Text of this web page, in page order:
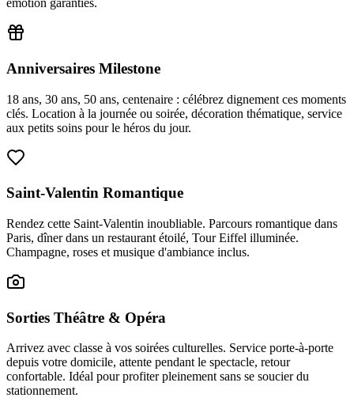
émotion garanties.
Anniversaires Milestone
18 ans, 30 ans, 50 ans, centenaire : célébrez dignement ces moments
clés. Location à la journée ou soirée, décoration thématique, service
aux petits soins pour le héros du jour.
Saint-Valentin Romantique
Rendez cette Saint-Valentin inoubliable. Parcours romantique dans
Paris, dîner dans un restaurant étoilé, Tour Eiffel illuminée.
Champagne, roses et musique d'ambiance inclus.
Sorties Théâtre & Opéra
Arrivez avec classe à vos soirées culturelles. Service porte-à-porte
depuis votre domicile, attente pendant le spectacle, retour
confortable. Idéal pour profiter pleinement sans se soucier du
stationnement.